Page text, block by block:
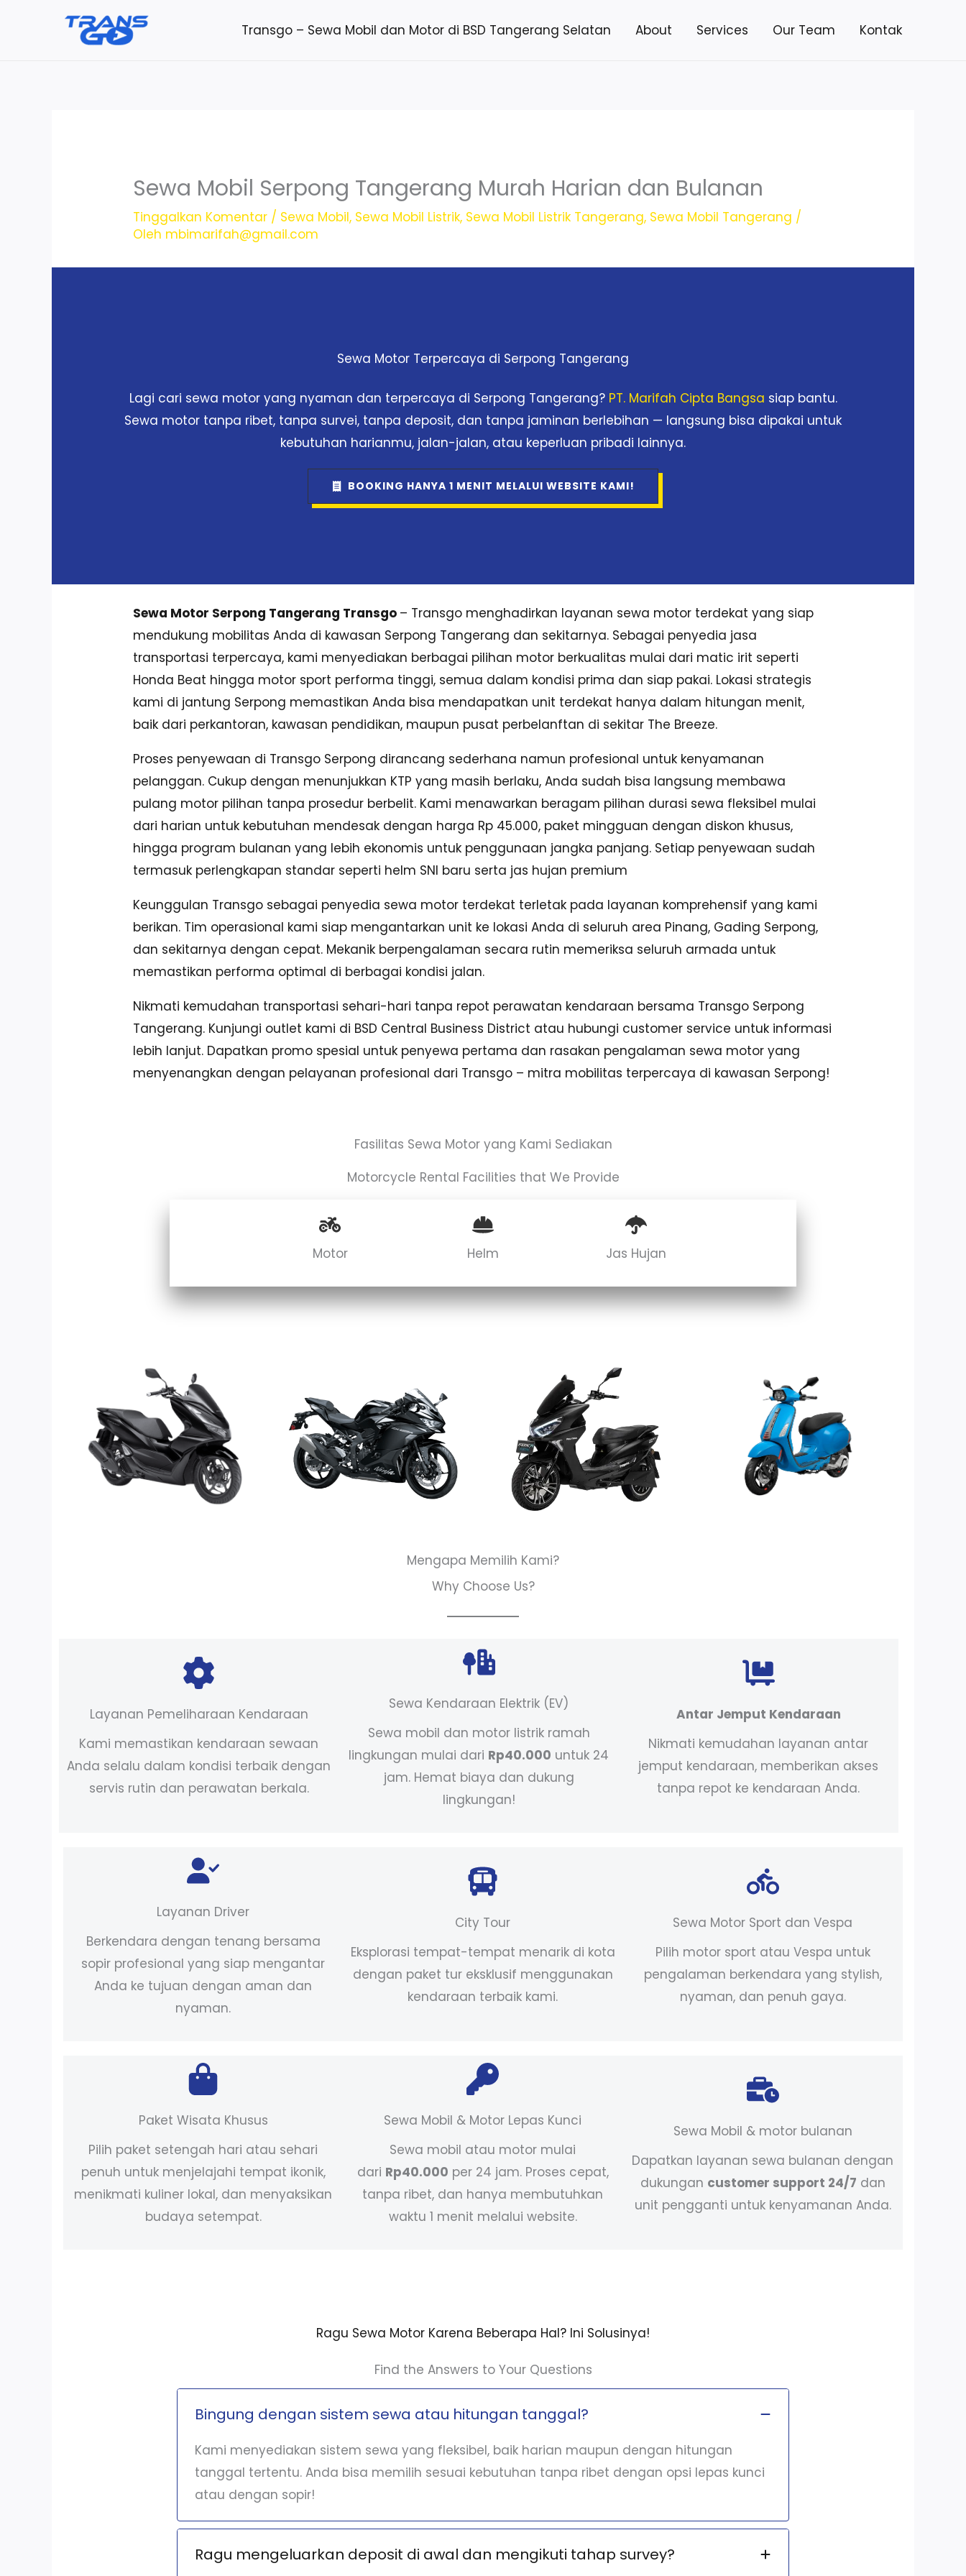
Transgo – Sewa Mobil dan Motor di BSD Tangerang Selatan About Services Our Team Kontak
Sewa Mobil Serpong Tangerang Murah Harian dan Bulanan
Tinggalkan Komentar / Sewa Mobil, Sewa Mobil Listrik, Sewa Mobil Listrik Tangerang, Sewa Mobil Tangerang /
Oleh mbimarifah@gmail.com
Sewa Motor Terpercaya di Serpong Tangerang
Lagi cari sewa motor yang nyaman dan terpercaya di Serpong Tangerang? PT. Marifah Cipta Bangsa siap bantu.
Sewa motor tanpa ribet, tanpa survei, tanpa deposit, dan tanpa jaminan berlebihan — langsung bisa dipakai untuk
kebutuhan harianmu, jalan-jalan, atau keperluan pribadi lainnya.
BOOKING HANYA 1 MENIT MELALUI WEBSITE KAMI!
Sewa Motor Serpong Tangerang Transgo – Transgo menghadirkan layanan sewa motor terdekat yang siap
mendukung mobilitas Anda di kawasan Serpong Tangerang dan sekitarnya. Sebagai penyedia jasa
transportasi terpercaya, kami menyediakan berbagai pilihan motor berkualitas mulai dari matic irit seperti
Honda Beat hingga motor sport performa tinggi, semua dalam kondisi prima dan siap pakai. Lokasi strategis
kami di jantung Serpong memastikan Anda bisa mendapatkan unit terdekat hanya dalam hitungan menit,
baik dari perkantoran, kawasan pendidikan, maupun pusat perbelanftan di sekitar The Breeze.
Proses penyewaan di Transgo Serpong dirancang sederhana namun profesional untuk kenyamanan
pelanggan. Cukup dengan menunjukkan KTP yang masih berlaku, Anda sudah bisa langsung membawa
pulang motor pilihan tanpa prosedur berbelit. Kami menawarkan beragam pilihan durasi sewa fleksibel mulai
dari harian untuk kebutuhan mendesak dengan harga Rp 45.000, paket mingguan dengan diskon khusus,
hingga program bulanan yang lebih ekonomis untuk penggunaan jangka panjang. Setiap penyewaan sudah
termasuk perlengkapan standar seperti helm SNI baru serta jas hujan premium
Keunggulan Transgo sebagai penyedia sewa motor terdekat terletak pada layanan komprehensif yang kami
berikan. Tim operasional kami siap mengantarkan unit ke lokasi Anda di seluruh area Pinang, Gading Serpong,
dan sekitarnya dengan cepat. Mekanik berpengalaman secara rutin memeriksa seluruh armada untuk
memastikan performa optimal di berbagai kondisi jalan.
Nikmati kemudahan transportasi sehari-hari tanpa repot perawatan kendaraan bersama Transgo Serpong
Tangerang. Kunjungi outlet kami di BSD Central Business District atau hubungi customer service untuk informasi
lebih lanjut. Dapatkan promo spesial untuk penyewa pertama dan rasakan pengalaman sewa motor yang
menyenangkan dengan pelayanan profesional dari Transgo – mitra mobilitas terpercaya di kawasan Serpong!
Fasilitas Sewa Motor yang Kami Sediakan
Motorcycle Rental Facilities that We Provide
Motor Helm Jas Hujan
Mengapa Memilih Kami?
Why Choose Us?
Layanan Pemeliharaan Kendaraan
Kami memastikan kendaraan sewaan
Anda selalu dalam kondisi terbaik dengan
servis rutin dan perawatan berkala.
Sewa Kendaraan Elektrik (EV)
Sewa mobil dan motor listrik ramah
lingkungan mulai dari Rp40.000 untuk 24
jam. Hemat biaya dan dukung
lingkungan!
Antar Jemput Kendaraan
Nikmati kemudahan layanan antar
jemput kendaraan, memberikan akses
tanpa repot ke kendaraan Anda.
Layanan Driver
Berkendara dengan tenang bersama
sopir profesional yang siap mengantar
Anda ke tujuan dengan aman dan
nyaman.
City Tour
Eksplorasi tempat-tempat menarik di kota
dengan paket tur eksklusif menggunakan
kendaraan terbaik kami.
Sewa Motor Sport dan Vespa
Pilih motor sport atau Vespa untuk
pengalaman berkendara yang stylish,
nyaman, dan penuh gaya.
Paket Wisata Khusus
Pilih paket setengah hari atau sehari
penuh untuk menjelajahi tempat ikonik,
menikmati kuliner lokal, dan menyaksikan
budaya setempat.
Sewa Mobil & Motor Lepas Kunci
Sewa mobil atau motor mulai
dari Rp40.000 per 24 jam. Proses cepat,
tanpa ribet, dan hanya membutuhkan
waktu 1 menit melalui website.
Sewa Mobil & motor bulanan
Dapatkan layanan sewa bulanan dengan
dukungan customer support 24/7 dan
unit pengganti untuk kenyamanan Anda.
Ragu Sewa Motor Karena Beberapa Hal? Ini Solusinya!
Find the Answers to Your Questions
Bingung dengan sistem sewa atau hitungan tanggal?
Kami menyediakan sistem sewa yang fleksibel, baik harian maupun dengan hitungan
tanggal tertentu. Anda bisa memilih sesuai kebutuhan tanpa ribet dengan opsi lepas kunci
atau dengan sopir!
Ragu mengeluarkan deposit di awal dan mengikuti tahap survey?